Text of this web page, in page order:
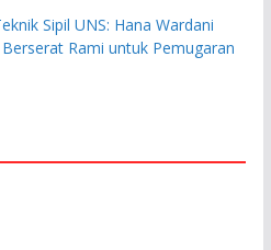
Sipil UNS: Hana Wardani
Rami untuk Pemugaran